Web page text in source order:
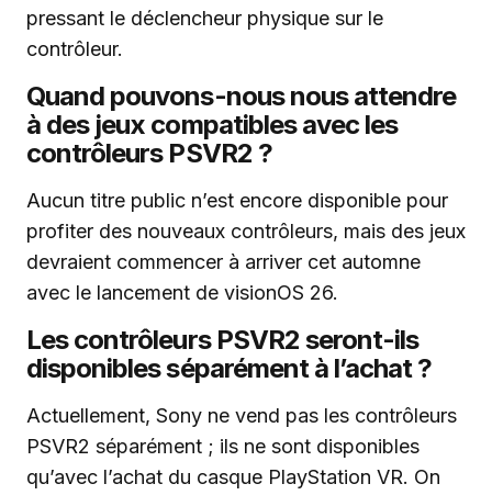
pressant le déclencheur physique sur le
contrôleur.
Quand pouvons-nous nous attendre
à des jeux compatibles avec les
contrôleurs PSVR2 ?
Aucun titre public n’est encore disponible pour
profiter des nouveaux contrôleurs, mais des jeux
devraient commencer à arriver cet automne
avec le lancement de visionOS 26.
Les contrôleurs PSVR2 seront-ils
disponibles séparément à l’achat ?
Actuellement, Sony ne vend pas les contrôleurs
PSVR2 séparément ; ils ne sont disponibles
qu’avec l’achat du casque PlayStation VR. On